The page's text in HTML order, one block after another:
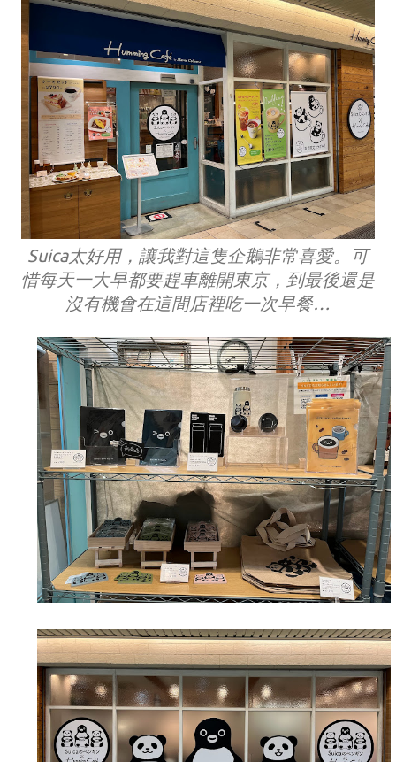
Suica太好用，讓我對這隻企鵝非常喜愛。可
惜每天一大早都要趕車離開東京，到最後還是
沒有機會在這間店裡吃一次早餐…